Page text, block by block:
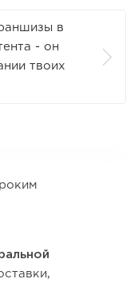
в
- он
твоих